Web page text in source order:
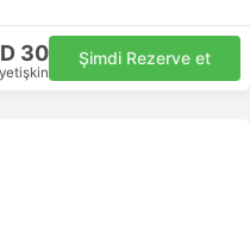
30 Şimdi Rezerve et